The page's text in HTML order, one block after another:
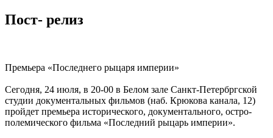
Пост- релиз
Премьера «Последнего рыцаря империи»
Сегодня, 24 июля, в 20-00 в Белом зале Санкт-Петербргской
студии документальных фильмов (наб. Крюкова канала, 12)
пройдет премьера исторического, документального, остро-
полемического фильма «Последний рыцарь империи».